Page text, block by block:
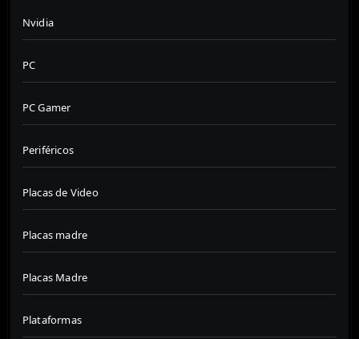
Nvidia
PC
PC Gamer
Periféricos
Placas de Video
Placas madre
Placas Madre
Plataformas